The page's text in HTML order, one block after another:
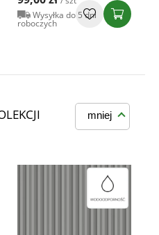
Wysyłka do 5 dni
roboczych
mniej